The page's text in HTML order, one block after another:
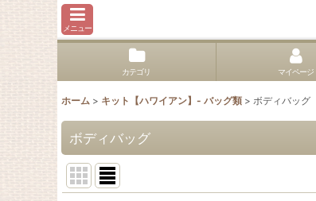
メニュー
カテゴリ マイページ
ホーム > キット【ハワイアン】- バッグ類 > ボディバッグ
ボディバッグ